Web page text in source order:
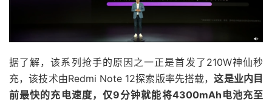
据了解，该系列抢手的原因之一正是首发了210W神仙秒
充，该技术由Redmi Note 12探索版率先搭载，这是业内目
前最快的充电速度，仅9分钟就能将4300mAh电池充至